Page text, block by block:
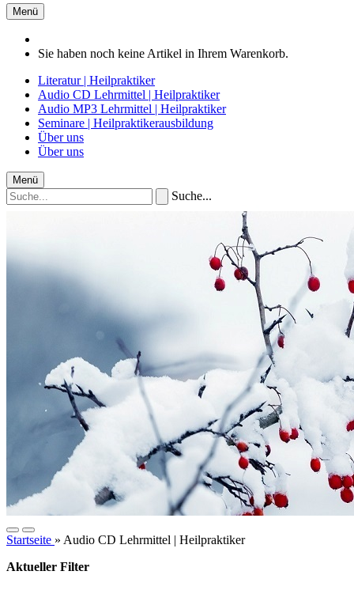
Menü
Sie haben noch keine Artikel in Ihrem Warenkorb.
Literatur | Heilpraktiker
Audio CD Lehrmittel | Heilpraktiker
Audio MP3 Lehrmittel | Heilpraktiker
Seminare | Heilpraktikerausbildung
Über uns
Über uns
Menü
Suche...
Startseite » Audio CD Lehrmittel | Heilpraktiker
Aktueller Filter